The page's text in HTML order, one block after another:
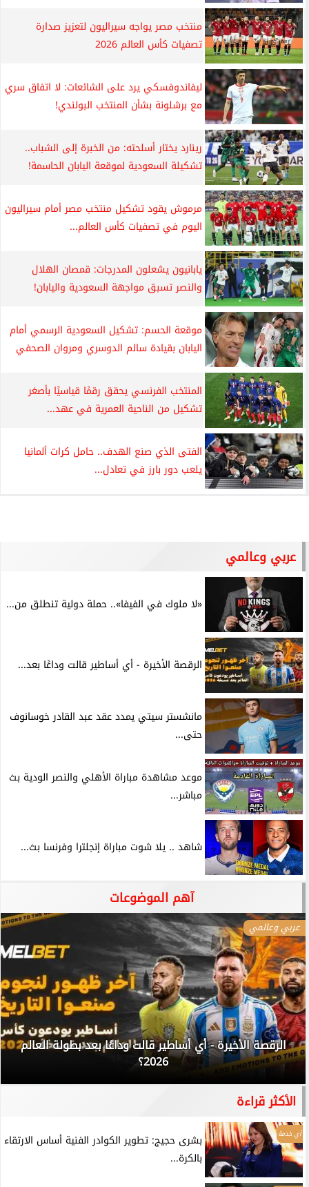
منتخب مصر يواجه سيراليون لتعزيز صدارة
تصفيات كأس العالم 2026
ليفاندوفسكي يرد على الشائعات: لا اتفاق سري
مع برشلونة بشأن المنتخب البولندي!
رينارد يختار أسلحته: من الخبرة إلى الشباب..
تشكيلة السعودية لموقعة اليابان الحاسمة!
مرموش يقود تشكيل منتخب مصر أمام سيراليون
اليوم في تصفيات كأس العالم...
يابانيون يشعلون المدرجات: قمصان الهلال
والنصر تسبق مواجهة السعودية واليابان!
موقعة الحسم: تشكيل السعودية الرسمي أمام
اليابان بقيادة سالم الدوسري ومروان الصحفي
المنتخب الفرنسي يحقق رقمًا قياسيًا بأصغر
تشكيل من الناحية العمرية في عهد...
الفتى الذي صنع الهدف.. حامل كرات ألمانيا
يلعب دور بارز في تعادل...
عربي وعالمي
«لا ملوك في الفيفا».. حملة دولية تنطلق من...
الرقصة الأخيرة - أي أساطير قالت وداعًا بعد...
مانشستر سيتي يمدد عقد عبد القادر خوسانوف
حتى...
موعد مشاهدة مباراة الأهلي والنصر الودية بث
مباشر...
شاهد .. يلا شوت مباراة إنجلترا وفرنسا بث...
آهم الموضوعات
عربي وعالمي
الرقصة الأخيرة - أي أساطير قالت وداعًا بعد بطولة العالم
2026؟
الأكثر قراءة
أي خدمة
بشرى حجيج: تطوير الكوادر الفنية أساس الارتقاء
بالكرة...